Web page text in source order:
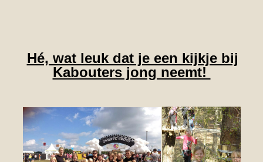
Hé, wat leuk dat je een kijkje bij
Kabouters jong neemt!